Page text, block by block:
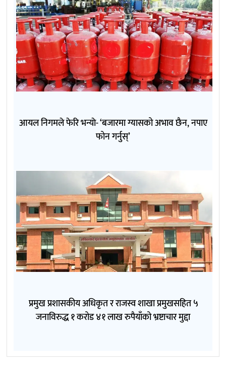
आयल निगमले फेरि भन्याे- ‘बजारमा ग्यासको अभाव छैन, नपाए
फोन गर्नुस्’
प्रमुख प्रशासकीय अधिकृत र राजस्व शाखा प्रमुखसहित ५
जनाविरुद्ध १ करोड ४१ लाख रुपैयाँको भ्रष्टाचार मुद्दा